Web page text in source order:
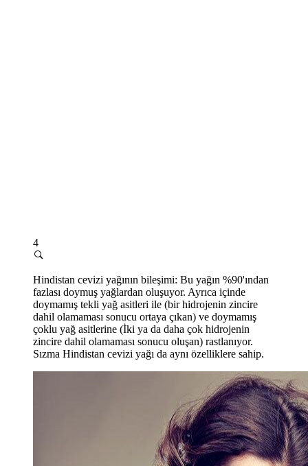
4
Hindistan cevizi yağının bileşimi: Bu yağın %90'ından
fazlası doymuş yağlardan oluşuyor. Ayrıca içinde
doymamış tekli yağ asitleri ile (bir hidrojenin zincire
dahil olamaması sonucu ortaya çıkan) ve doymamış
çoklu yağ asitlerine (İki ya da daha çok hidrojenin
zincire dahil olamaması sonucu oluşan) rastlanıyor.
Sızma Hindistan cevizi yağı da aynı özelliklere sahip.